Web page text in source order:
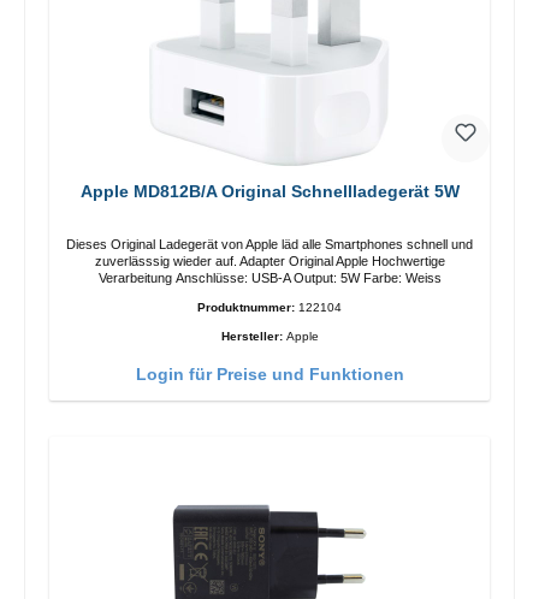
Apple MD812B/A Original Schnellladegerät 5W
Dieses Original Ladegerät von Apple läd alle Smartphones schnell und
zuverlässsig wieder auf. Adapter Original Apple Hochwertige
Verarbeitung Anschlüsse: USB-A Output: 5W Farbe: Weiss
Produktnummer: 122104
Hersteller: Apple
Login für Preise und Funktionen